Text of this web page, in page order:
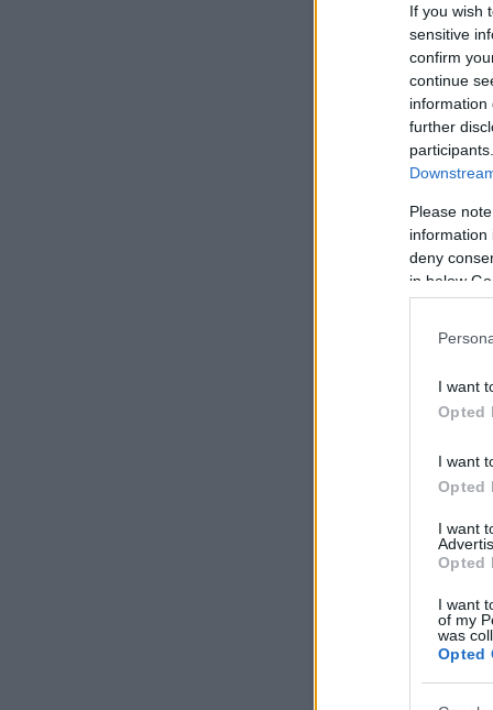
If you wish
sensitive
confirm
continue
information
further
Please
information
deny
in below
I want
Opted
I want
Opted
I want
Opted
I want
of my
was
Opted
meg bennük az a varázs,
black metal szellemében
jelen, így ajánlom
Letölthető itt: http://
Agalloch: The Mantle